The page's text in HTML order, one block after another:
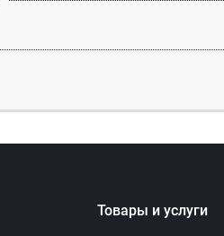
Товары и услуги